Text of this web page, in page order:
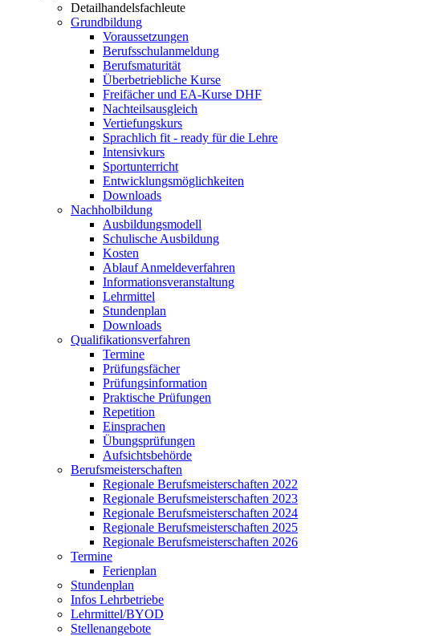
Detailhandelsfachleute
Grundbildung
Voraussetzungen
Berufsschulanmeldung
Berufsmaturität
Überbetriebliche Kurse
Freifächer und EA-Kurse DHF
Nachteilsausgleich
Vertiefungskurs
Sprachlich fit - ready für die Lehre
Intensivkurs
Sportunterricht
Entwicklungsmöglichkeiten
Downloads
Nachholbildung
Ausbildungsmodell
Schulische Ausbildung
Kosten
Ablauf Anmeldeverfahren
Informationsveranstaltung
Lehrmittel
Stundenplan
Downloads
Qualifikationsverfahren
Termine
Prüfungsfächer
Prüfungsinformation
Praktische Prüfungen
Repetition
Einsprachen
Übungsprüfungen
Aufsichtsbehörde
Berufsmeisterschaften
Regionale Berufsmeisterschaften 2022
Regionale Berufsmeisterschaften 2023
Regionale Berufsmeisterschaften 2024
Regionale Berufsmeisterschaften 2025
Regionale Berufsmeisterschaften 2026
Termine
Ferienplan
Stundenplan
Infos Lehrbetriebe
Lehrmittel/BYOD
Stellenangebote